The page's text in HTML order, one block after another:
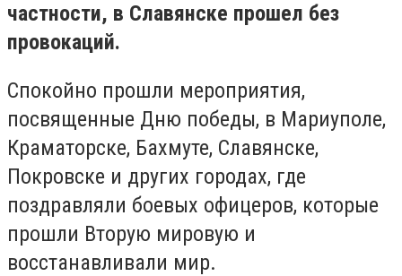
частности, в Славянске прошел без
провокаций.
Спокойно прошли мероприятия,
посвященные Дню победы, в Мариуполе,
Краматорске, Бахмуте, Славянске,
Покровске и других городах, где
поздравляли боевых офицеров, которые
прошли Вторую мировую и
восстанавливали мир.